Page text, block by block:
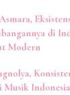
di
Modern
Musik Indonesia